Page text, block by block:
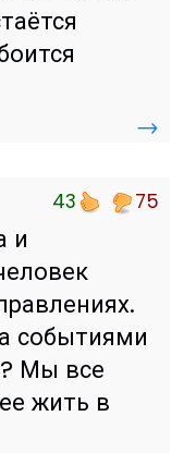
→
43 75
и
событиями
Мы все
жить в